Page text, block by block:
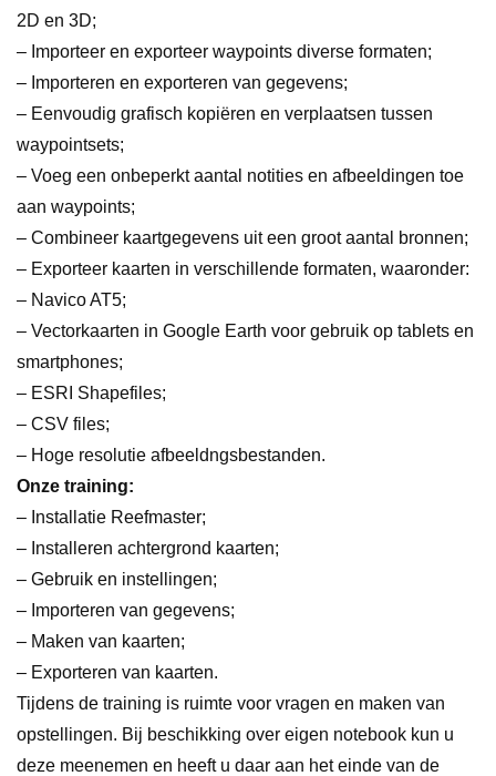
2D en 3D;
– Importeer en exporteer waypoints diverse formaten;
– Importeren en exporteren van gegevens;
– Eenvoudig grafisch kopiëren en verplaatsen tussen
waypointsets;
– Voeg een onbeperkt aantal notities en afbeeldingen toe
aan waypoints;
– Combineer kaartgegevens uit een groot aantal bronnen;
– Exporteer kaarten in verschillende formaten, waaronder:
– Navico AT5;
– Vectorkaarten in Google Earth voor gebruik op tablets en
smartphones;
– ESRI Shapefiles;
– CSV files;
– Hoge resolutie afbeeldngsbestanden.
Onze training:
– Installatie Reefmaster;
– Installeren achtergrond kaarten;
– Gebruik en instellingen;
– Importeren van gegevens;
– Maken van kaarten;
– Exporteren van kaarten.
Tijdens de training is ruimte voor vragen en maken van
opstellingen. Bij beschikking over eigen notebook kun u
deze meenemen en heeft u daar aan het einde van de